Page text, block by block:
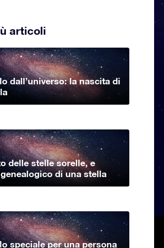
articoli
dall’universo: la nascita di
delle stelle sorelle, e
di una stella
speciale per una persona